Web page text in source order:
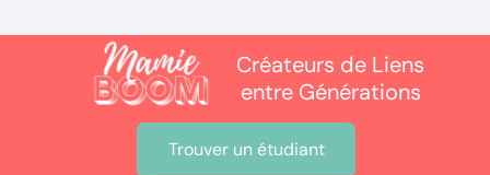
Créateurs de Liens
entre Générations
Trouver un étudiant